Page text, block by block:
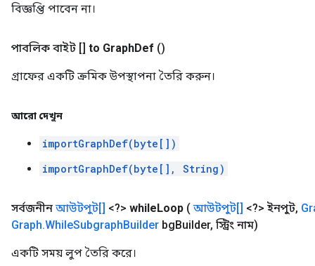
বিজ্ঞপ্তি পাবেন না।
পাবলিক বাইট [] to GraphDef ()
গ্রাফের একটি ক্রমিক উপস্থাপনা তৈরি করুন।
আরো দেখুন
importGraphDef(byte[])
importGraphDef(byte[], String)
সর্বজনীন আউটপুট[] <?> whileLoop ( আউটপুট[] <?> ইনপুট,
Graph.WhileSubgraphBuilder bgBuilder, স্ট্রিং নাম)
একটি সময় লুপ তৈরি করে।